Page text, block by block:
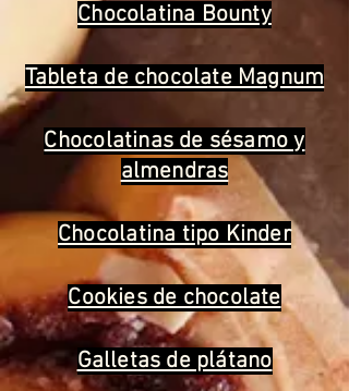
Chocolatina Bounty
Tableta de chocolate Magnum
Chocolatinas de sésamo y
almendras
Chocolatina tipo Kinder
Cookies de chocolate
Galletas de plátano